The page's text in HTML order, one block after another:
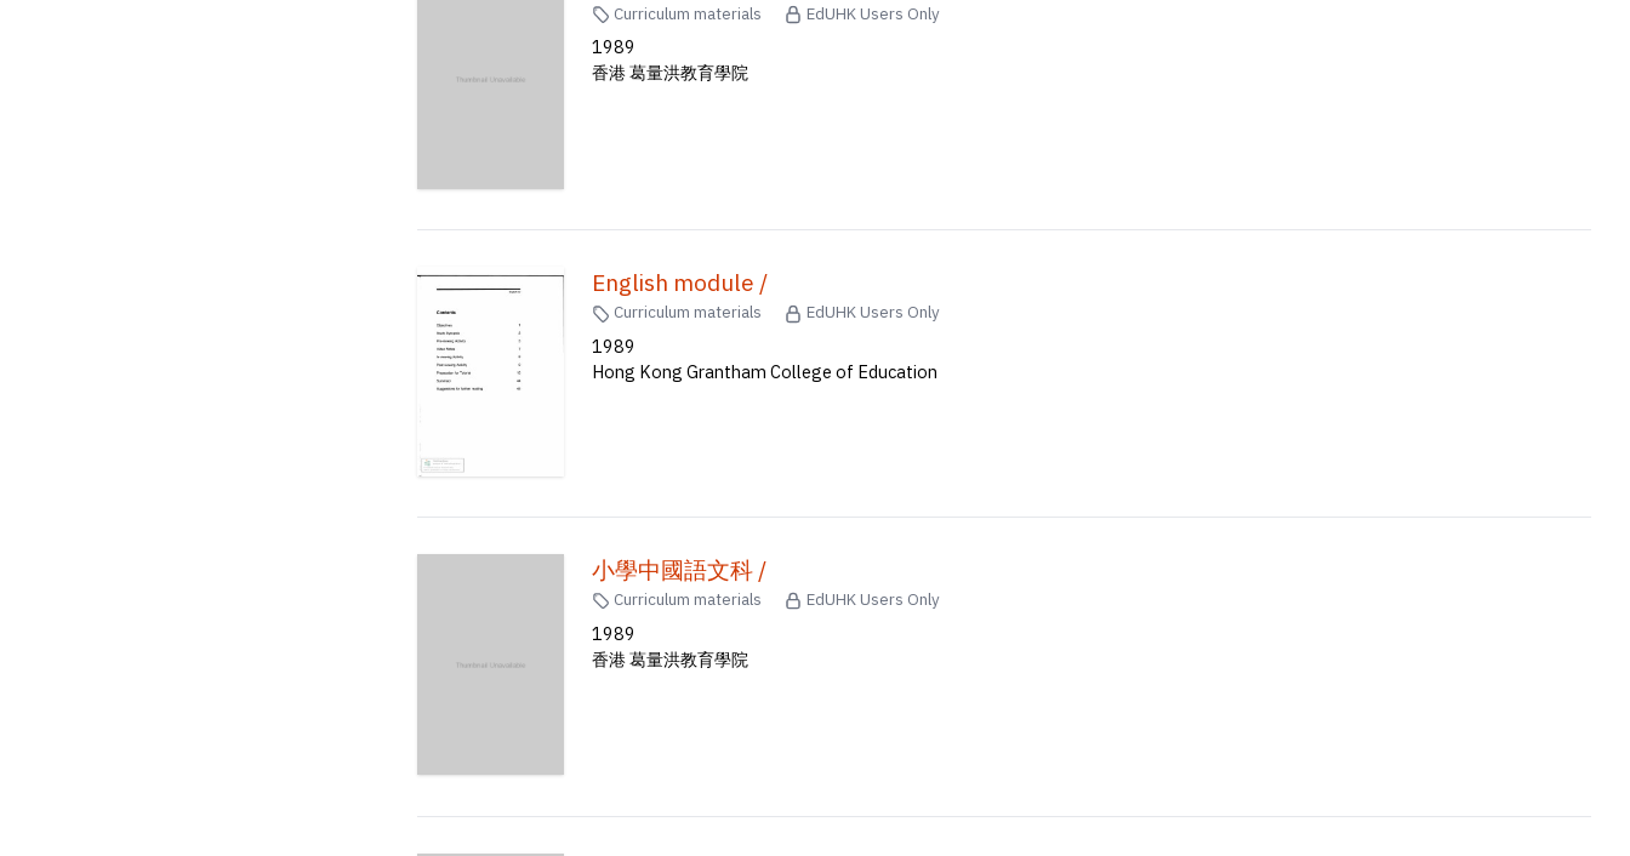
Curriculum materials EdUHK Users Only
1989
香港 葛量洪教育學院
English module /
Curriculum materials EdUHK Users Only
1989
Hong Kong Grantham College of Education
小學中國語文科 /
Curriculum materials EdUHK Users Only
1989
香港 葛量洪教育學院